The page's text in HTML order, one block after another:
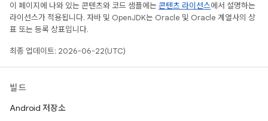
이 페이지에 나와 있는 콘텐츠와 코드 샘플에는 콘텐츠 라이선스에서 설명하는
라이선스가 적용됩니다. 자바 및 OpenJDK는 Oracle 및 Oracle 계열사의 상
표 또는 등록 상표입니다.
최종 업데이트: 2026-06-22(UTC)
빌드
Android 저장소